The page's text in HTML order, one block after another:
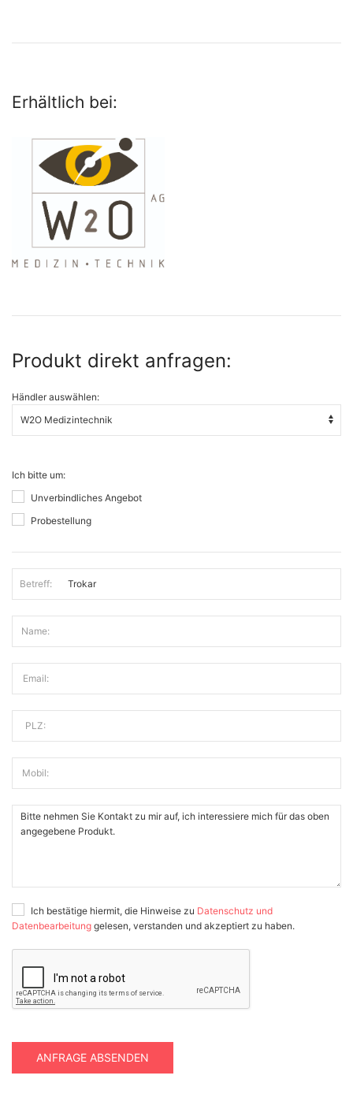
Erhältlich bei:
Produkt direkt anfragen:
Händler auswählen:
Ich bitte um:
Unverbindliches Angebot
Probestellung
Betreff:
Name:
Email:
PLZ:
Mobil:
Ich bestätige hiermit, die Hinweise zu Datenschutz und
Datenbearbeitung gelesen, verstanden und akzeptiert zu haben.
ANFRAGE ABSENDEN